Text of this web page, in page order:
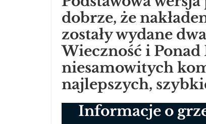
dobrze, że
zostały wydane
Wieczność i Ponad
niesamowitych
najlepszych,
Informacje o